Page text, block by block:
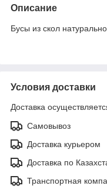
Описание
Бусы из скол
Условия доставки
Доставка
Самовывоз
Доставка курьером
Доставка по
Транспортная